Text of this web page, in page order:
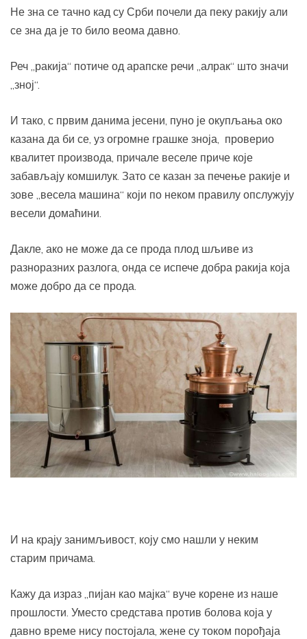
Не зна се тачно кад су Срби почели да пеку ракију али
се зна да је то било веома давно.
Реч „ракија“ потиче од арапске речи „алрак“ што значи
„зној“.
И тако, с првим данима јесени, пуно је окупљања око
казана да би се, уз огромне грашке зноја, проверио
квалитет производа, причале веселе приче које
забављају комшилук. Зато се казан за печење ракије и
зове „весела машина“ који по неком правилу опслужују
весели домаћини.
Дакле, ако не може да се прода плод шљиве из
разноразних разлога, онда се испече добра ракија која
може добро да се прода.
И на крају занимљивост, коју смо нашли у неким
старим причама.
Кажу да израз „пијан као мајка“ вуче корене из наше
прошлости. Уместо средстава против болова која у
давно време нису постојала, жене су током порођаја